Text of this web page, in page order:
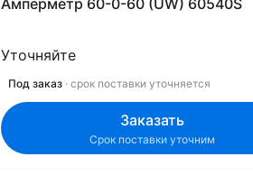
Амперметр 60-0-60 (UW) 60540S
Уточняйте
Под заказ · срок поставки уточняется
Заказать
Срок поставки уточним